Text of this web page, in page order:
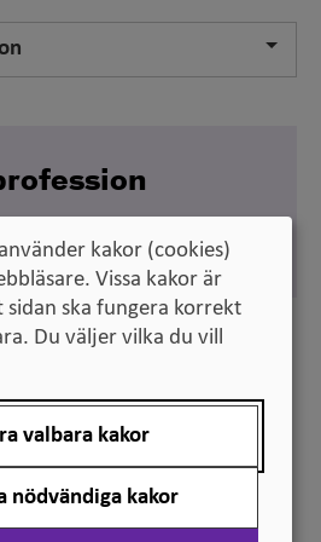
som krävs för att få arbeta
yrkena, t.ex. en viss
legitimation eller
Se vidare information på
webbplats.
kakor (cookies)
Vissa kakor är
ska fungera korrekt
Du väljer vilka du vill
valbara kakor
nödvändiga kakor